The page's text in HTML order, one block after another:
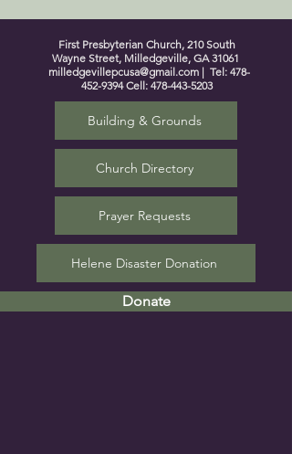
First Presbyterian Church, 210 South
Wayne Street, Milledgeville, GA 31061
milledgevillepcusa@gmail.com | Tel: 478-
452-9394Cell: 478-443-5203
Building & Grounds
Church Directory
Prayer Requests
Helene Disaster Donation
Donate